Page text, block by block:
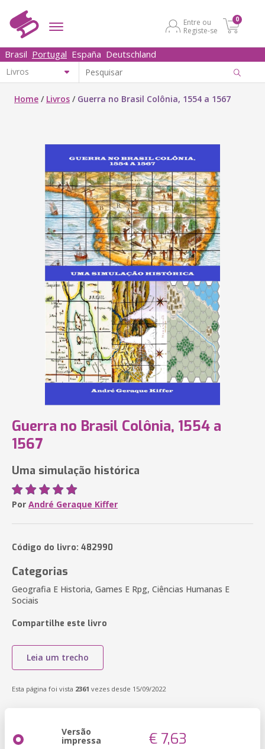
Entre ou
Registe-se
0
Brasil Portugal España Deutschland
Home / Livros / Guerra no Brasil Colônia, 1554 a 1567
Guerra no Brasil Colônia, 1554 a
1567
Uma simulação histórica
Por André Geraque Kiffer
Código do livro: 482990
Categorias
Geografia E Historia, Games E Rpg, Ciências Humanas E
Sociais
Compartilhe este livro
Leia um trecho
Esta página foi vista 2361 vezes desde 15/09/2022
Versão
impressa € 7,63